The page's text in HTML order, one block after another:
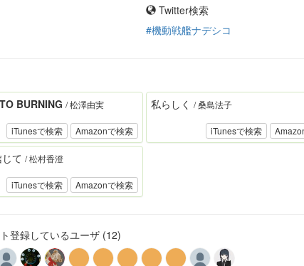
Twitter検索
#機動戦艦ナデシコ
iTunesで検索 Amazonで検索
BURNING / 松澤由実
iTunesで検索
私らしく / 桑島法子
iTunesで検索 Amazonで検索
て / 松村香澄
登録しているユーザ (12)